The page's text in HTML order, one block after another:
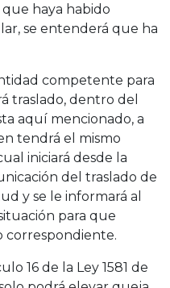
haya habido
se entenderá que ha
competente para
traslado, dentro del
aquí mencionado, a
tendrá el mismo
iniciará desde la
del traslado de
y se le informará al
para que
correspondiente.
16 de la Ley 1581 de